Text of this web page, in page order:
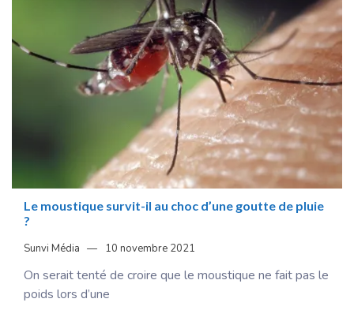
Le moustique survit-il au choc d’une goutte de pluie
?
Sunvi Média 10 novembre 2021
On serait tenté de croire que le moustique ne fait pas le
poids lors d’une